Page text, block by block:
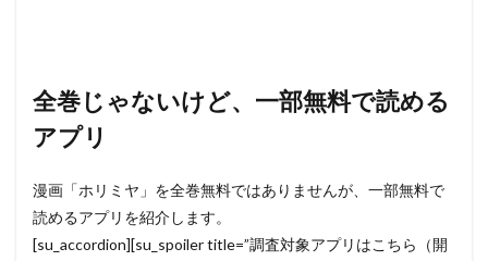
全巻じゃないけど、一部無料で読める
アプリ
漫画「ホリミヤ」を全巻無料ではありませんが、一部無料で
読めるアプリを紹介します。
[su_accordion][su_spoiler title=”調査対象アプリはこちら（開